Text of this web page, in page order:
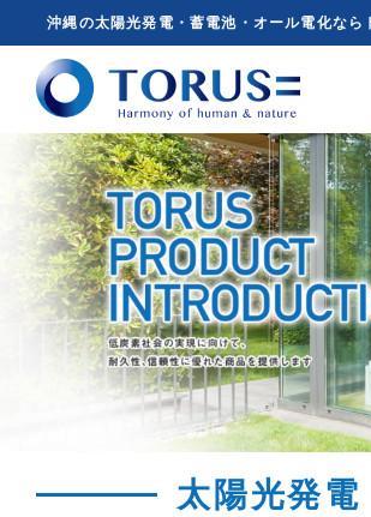
content
沖縄の太陽光発電・蓄電池・オール電化なら
太陽光発電